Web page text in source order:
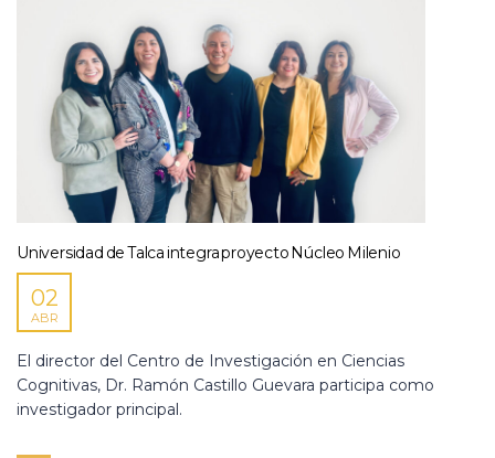
Universidad de Talca integra proyecto Núcleo Milenio
02
ABR
El director del Centro de Investigación en Ciencias
Cognitivas, Dr. Ramón Castillo Guevara participa como
investigador principal.